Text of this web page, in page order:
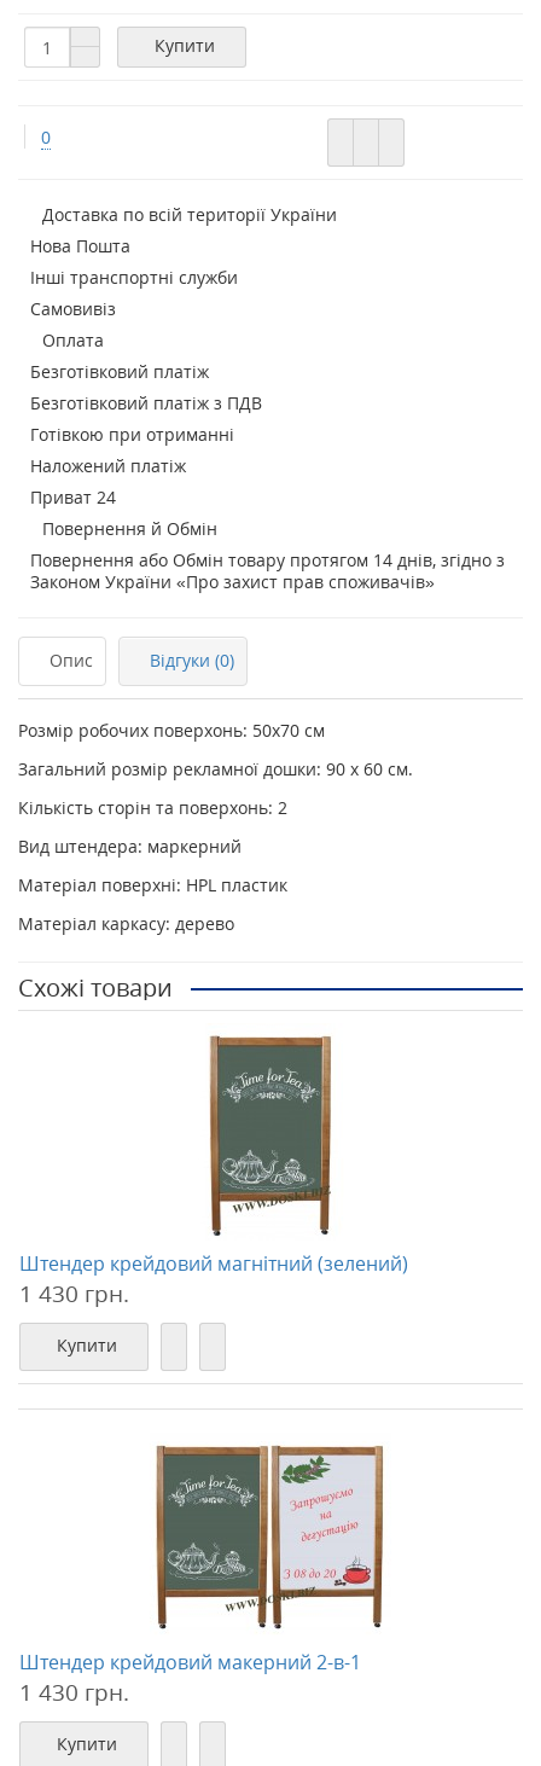
Купити
0
Доставка по всій території України
Нова Пошта
Інші транспортні служби
Самовивіз
Оплата
Безготівковий платіж
Безготівковий платіж з ПДВ
Готівкою при отриманні
Наложений платіж
Приват 24
Повернення й Обмін
Повернення або Обмін товару протягом 14 днів, згідно з
Законом України «Про захист прав споживачів»
Опис Відгуки (0)
Розмір робочих поверхонь: 50х70 см
Загальний розмір рекламної дошки: 90 х 60 см.
Кількість сторін та поверхонь: 2
Вид штендера: маркерний
Матеріал поверхні: HPL пластик
Матеріал каркасу: дерево
Схожі товари
Штендер крейдовий магнітний (зелений)
1 430 грн.
Купити
Штендер крейдовий макерний 2-в-1
1 430 грн.
Купити